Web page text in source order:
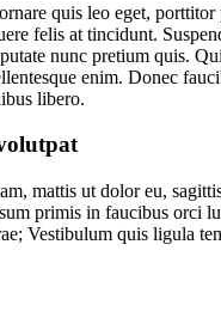
quis leo eget, porttitor
felis at tincidunt.
nunc pretium quis.
enim. Donec
libero.
mattis ut dolor eu,
primis in faucibus orci
Vestibulum quis ligula